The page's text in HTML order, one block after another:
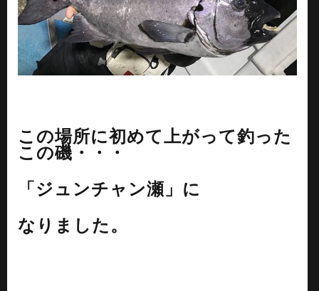
この場所に初めて上がって釣った
この磯・・・
「ジュンチャン瀬」に
なりました。